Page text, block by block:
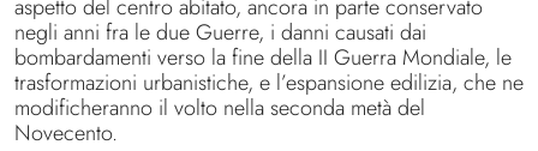
aspetto del centro abitato, ancora in parte conservato
negli anni fra le due Guerre, i danni causati dai
bombardamenti verso la fine della II Guerra Mondiale, le
trasformazioni urbanistiche, e l’espansione edilizia, che ne
modificheranno il volto nella seconda metà del
Novecento.